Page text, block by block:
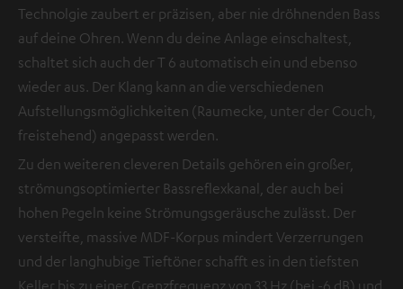
Technolgie zaubert er präzisen, aber nie dröhnenden Bass
auf deine Ohren. Wenn du deine Anlage einschaltest,
schaltet sich auch der T 6 automatisch ein und ebenso
wieder aus. Der Klang kann an die verschiedenen
Aufstellungsmöglichkeiten (Raumecke, unter der Couch,
freistehend) angepasst werden.
Zu den weiteren cleveren Details gehören ein großer,
strömungsoptimierter Bassreflexkanal, der auch bei
hohen Pegeln keine Strömungsgeräusche zulässt. Der
versteifte, massive MDF-Korpus mindert Verzerrungen
und der langhubige Tieftöner schafft es in den tiefsten